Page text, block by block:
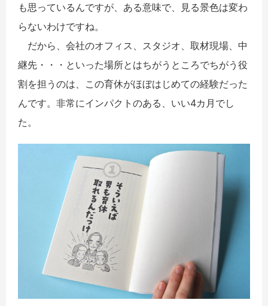
も思っているんですが、ある意味で、見る景色は変わ
らないわけですね。
だから、会社のオフィス、スタジオ、取材現場、中
継先・・・といった場所とはちがうところでちがう役
割を担うのは、この育休がほぼはじめての経験だった
んです。非常にインパクトのある、いい4カ月でし
た。